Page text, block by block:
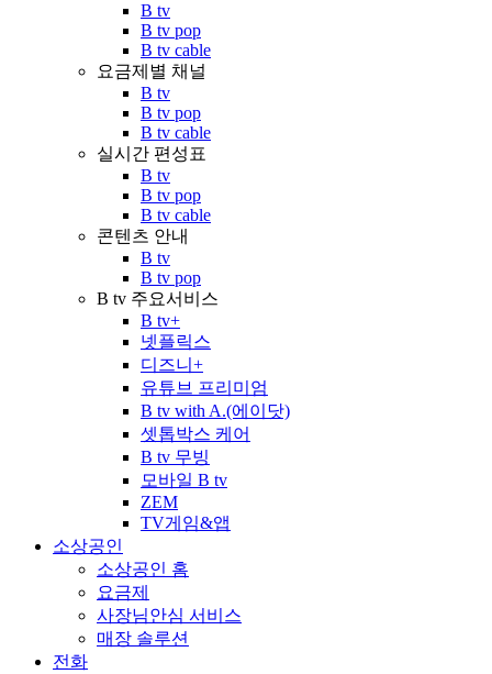
B tv
B tv pop
B tv cable
요금제별 채널
B tv
B tv pop
B tv cable
실시간 편성표
B tv
B tv pop
B tv cable
콘텐츠 안내
B tv
B tv pop
B tv 주요서비스
B tv+
넷플릭스
디즈니+
유튜브 프리미엄
B tv with A.(에이닷)
셋톱박스 케어
B tv 무빙
모바일 B tv
ZEM
TV게임&앱
소상공인
소상공인 홈
요금제
사장님안심 서비스
매장 솔루션
전화